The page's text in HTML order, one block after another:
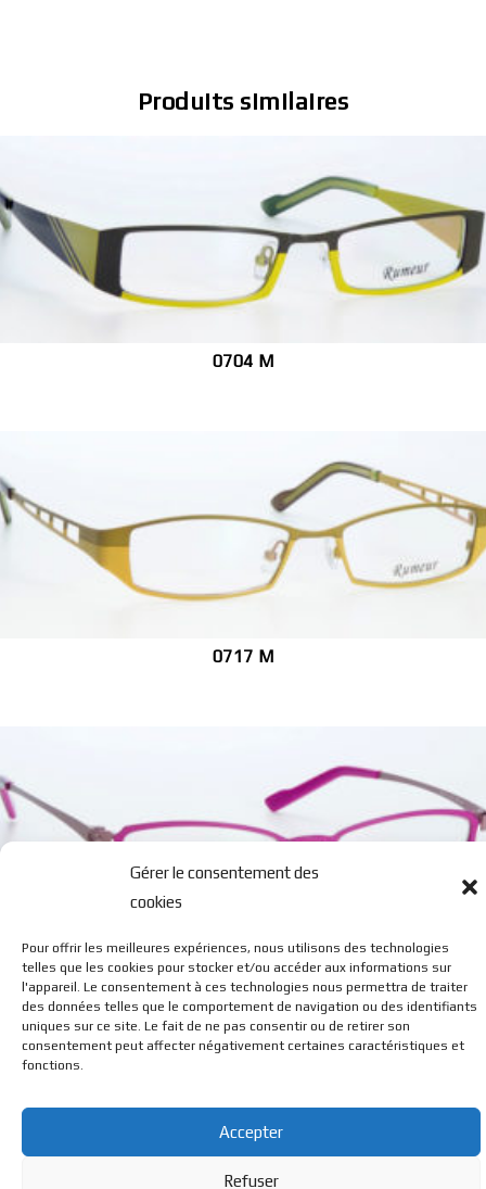
Gérer le consentement des
cookies
Pour offrir les meilleures expériences, nous utilisons des technologies
telles que les cookies pour stocker et/ou accéder aux informations sur
l'appareil. Le consentement à ces technologies nous permettra de traiter
des données telles que le comportement de navigation ou des identifiants
uniques sur ce site. Le fait de ne pas consentir ou de retirer son
consentement peut affecter négativement certaines caractéristiques et
fonctions.
Accepter
Refuser
Produits similaires
0704 M
0717 M
0715 M
© BL Optique - 22 Rue de la Cueille - 39170 Lavans Les St